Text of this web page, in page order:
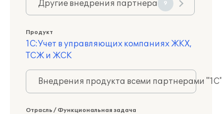
Другие внедрения партнера 9
Продукт
1С:Учет в управляющих компаниях ЖКХ,
ТСЖ и ЖСК
Внедрения продукта всеми партнерами
Отрасль / Функциональная задача